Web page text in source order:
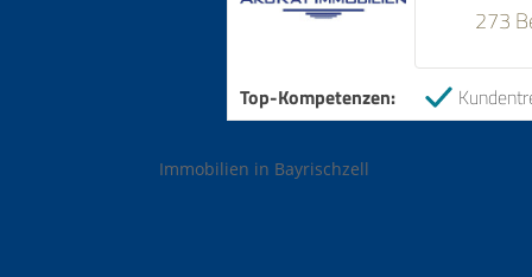
273
Top-Kompetenzen:
Immobilien in Bayrischzell